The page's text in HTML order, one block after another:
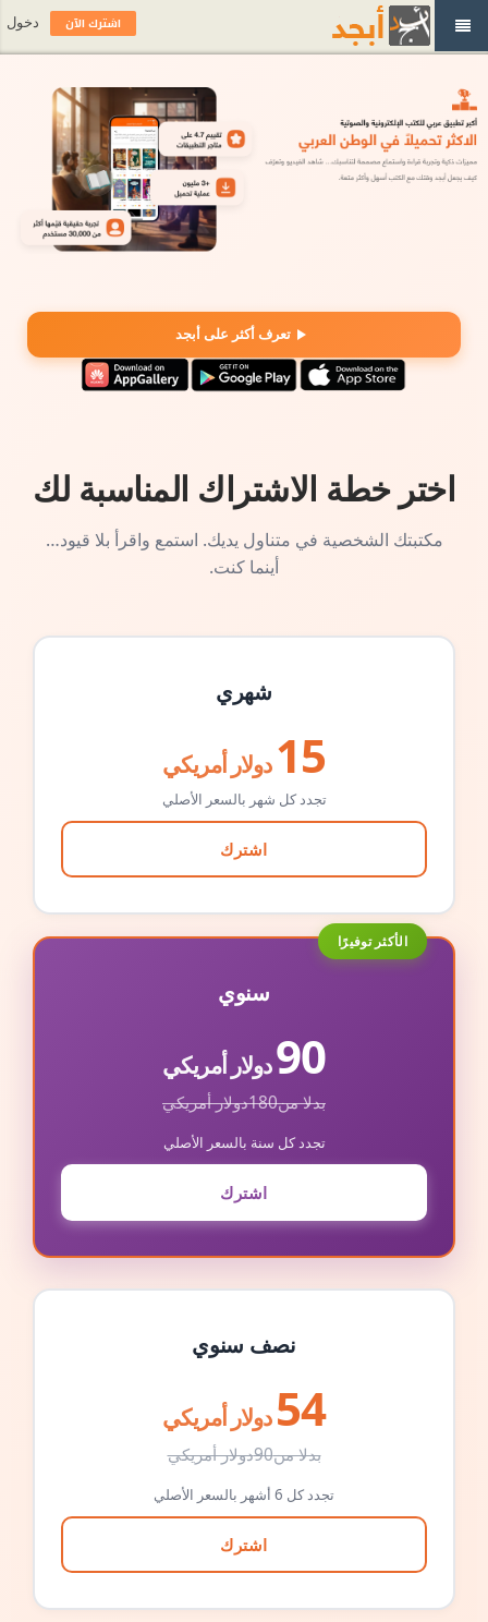
تعرف أكثر على أبجد
اختر خطة الاشتراك المناسبة لك
مكتبتك الشخصية في متناول يديك. استمع واقرأ بلا قيود…
أينما كنت.
شهري
15 دولار أمريكي
تجدد كل شهر بالسعر الأصلي
اشترك
الأكثر توفيرًا
سنوي
90دولار أمريكي
بدلا من180دولار أمريكي
تجدد كل سنة بالسعر الأصلي
اشترك
نصف سنوي
54 دولار أمريكي
بدلا من90دولار أمريكي
تجدد كل 6 أشهر بالسعر الأصلي
اشترك
اشترك الآن دخول